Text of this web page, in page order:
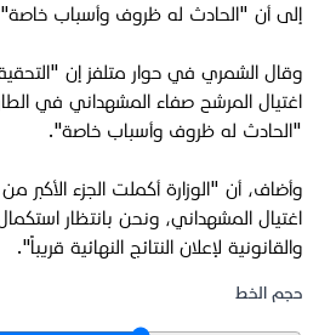
إلى أن "الحادث له ظروف وأسباب
وقال الشمري في حوار متلفز إن
اغتيال المرشح صفاء المشهداني في
"الحادث له ظروف وأسباب خاصة".
وأضاف، أن "الوزارة أكملت الجزء الأكبر
اغتيال المشهداني، ونحن بانتظار
والقانونية لإعلان النتائج النهائية قريباً".
حجم الخط